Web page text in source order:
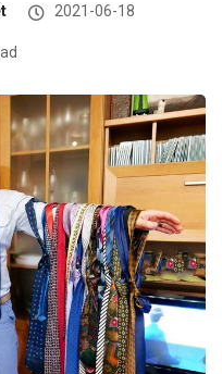
2021-06-18